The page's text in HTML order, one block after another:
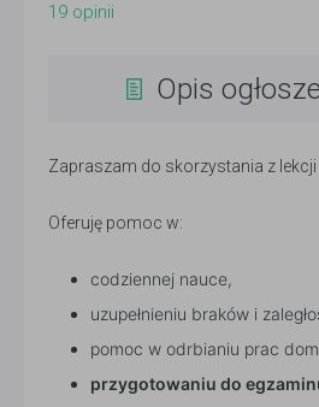
19 opinii
Opis
Zapraszam do skorzystania z lekcji
Oferuję pomoc w:
codziennej nauce,
uzupełnieniu braków i
pomoc w odrbianiu prac
przygotowaniu do